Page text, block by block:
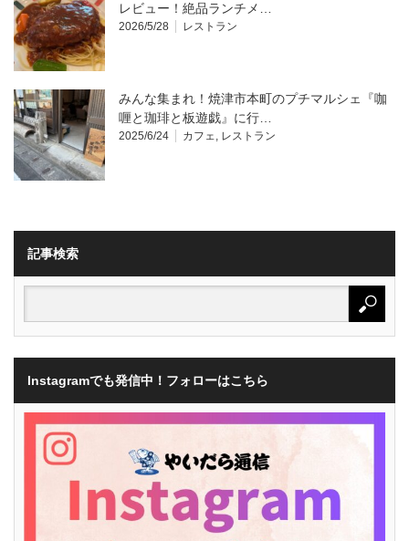
レビュー！絶品ランチメ…
2026/5/28 レストラン
みんな集まれ！焼津市本町のプチマルシェ『咖
喱と珈琲と板遊戯』に行…
2025/6/24 カフェ, レストラン
記事検索
Instagramでも発信中！フォローはこちら